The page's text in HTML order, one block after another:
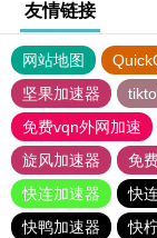
友情链接
网站地图
坚果加速器
免费vqn外网加速
旋风加速器
免
快连加速器
快
快鸭加速器
快